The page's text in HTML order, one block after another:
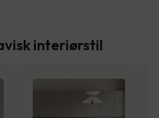
interiørstil